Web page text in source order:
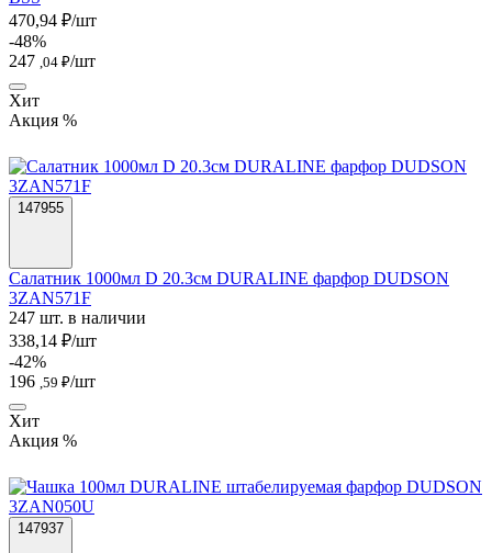
470,94 ₽/шт
-48%
247 ,04 ₽/шт
Хит
Акция %
147955
Салатник 1000мл D 20.3см DURALINE фарфор DUDSON
3ZAN571F
247 шт. в наличии
338,14 ₽/шт
-42%
196 ,59 ₽/шт
Хит
Акция %
147937